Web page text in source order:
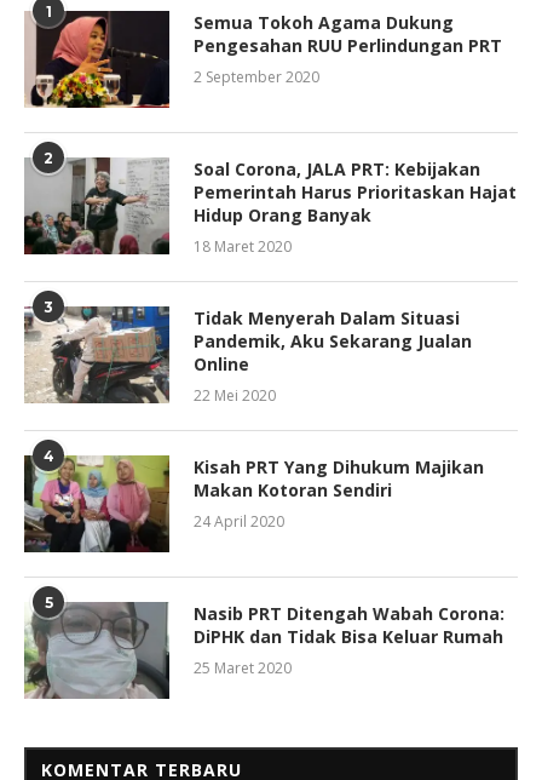
1
Semua Tokoh Agama Dukung
Pengesahan RUU Perlindungan PRT
2 September 2020
2
Soal Corona, JALA PRT: Kebijakan
Pemerintah Harus Prioritaskan Hajat
Hidup Orang Banyak
18 Maret 2020
3
Tidak Menyerah Dalam Situasi
Pandemik, Aku Sekarang Jualan
Online
22 Mei 2020
4
Kisah PRT Yang Dihukum Majikan
Makan Kotoran Sendiri
24 April 2020
5
Nasib PRT Ditengah Wabah Corona:
DiPHK dan Tidak Bisa Keluar Rumah
25 Maret 2020
KOMENTAR TERBARU